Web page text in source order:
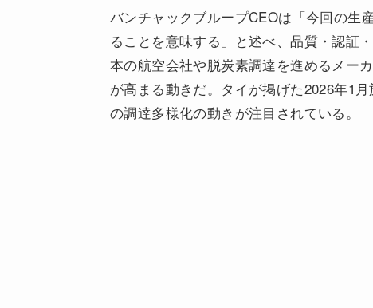
バンチャックブループCEOは「今回の生
ることを意味する」と述べ、品質・認証
本の航空会社や脱炭素調達を進めるメー
が高まる動きだ。タイが掲げた2026年1
の調達多様化の動きが注目されている。